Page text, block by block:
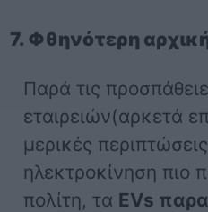
7. Φθηνότερη
Παρά τις
εταιρειών(αρκετά
μερικές
ηλεκτροκίνηση πιο
πολίτη, τα EVs